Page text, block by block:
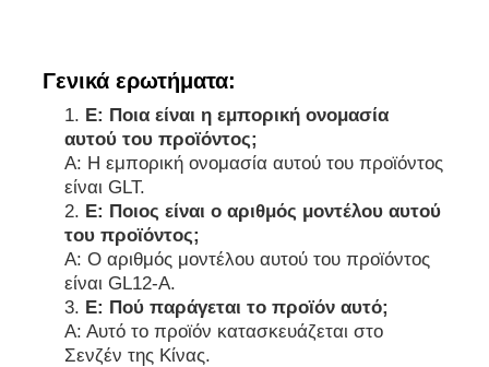
Γενικά ερωτήματα:
Ε: Ποια είναι η εμπορική ονομασία
αυτού του προϊόντος;
Α: Η εμπορική ονομασία αυτού του προϊόντος
είναι GLT.
Ε: Ποιος είναι ο αριθμός μοντέλου αυτού
του προϊόντος;
Α: Ο αριθμός μοντέλου αυτού του προϊόντος
είναι GL12-A.
Ε: Πού παράγεται το προϊόν αυτό;
Α: Αυτό το προϊόν κατασκευάζεται στο
Σενζέν της Κίνας.